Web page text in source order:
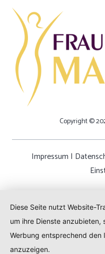
Copyright ©
Impressum |
Diese Seite nutzt Website-
um ihre Dienste
Werbung entsprechend den
anzuzeigen.